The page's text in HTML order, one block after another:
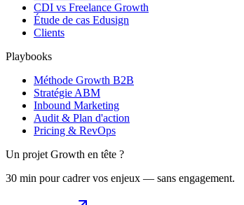
CDI vs Freelance Growth
Étude de cas Edusign
Clients
Playbooks
Méthode Growth B2B
Stratégie ABM
Inbound Marketing
Audit & Plan d'action
Pricing & RevOps
Un projet Growth en tête ?
30 min pour cadrer vos enjeux — sans engagement.